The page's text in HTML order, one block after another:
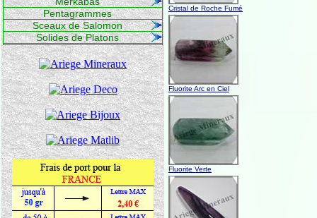
Pentagrammes
Sceaux de Salomon
Solides de Platons
Cristal de Roche Fumé
Fluorite Arc en Ciel
Fluorite Verte